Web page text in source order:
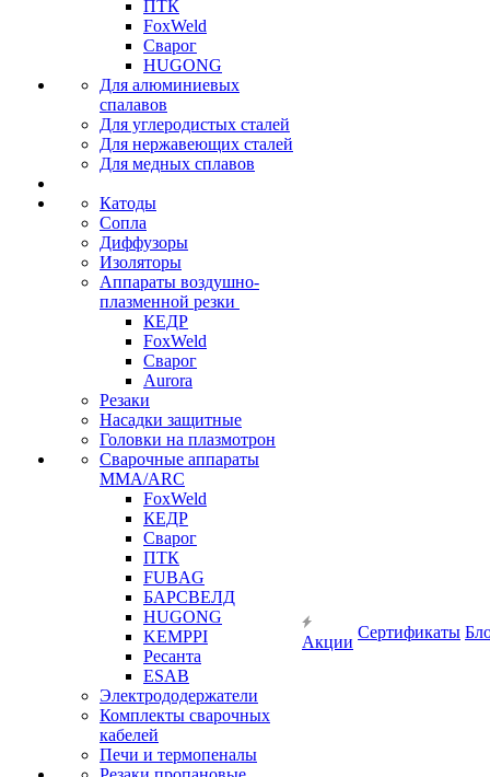
ПТК
FoxWeld
Сварог
HUGONG
Для алюминиевых
спалавов
Для углеродистых сталей
Для нержавеющих сталей
Для медных сплавов
Катоды
Сопла
Диффузоры
Изоляторы
Аппараты воздушно-
плазменной резки
КЕДР
FoxWeld
Сварог
Aurora
Резаки
Насадки защитные
Головки на плазмотрон
Сварочные аппараты
MMA/ARC
FoxWeld
КЕДР
Сварог
ПТК
FUBAG
БАРСВЕЛД
HUGONG
KEMPPI
Ресанта
ESAB
Электрододержатели
Комплекты сварочных
кабелей
Печи и термопеналы
Акции
Сертификаты